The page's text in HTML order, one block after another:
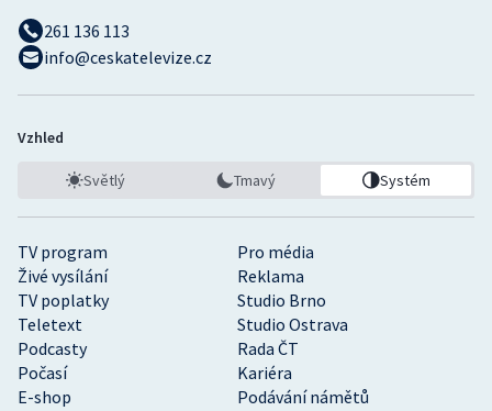
TV program
Pro média
Živé vysílání
Reklama
TV poplatky
Studio Brno
Teletext
Studio Ostrava
Podcasty
Rada ČT
Počasí
Kariéra
E-shop
Podávání námětů
261 136 113
info@ceskatelevize.cz
Vzhled
Světlý Tmavý Systém